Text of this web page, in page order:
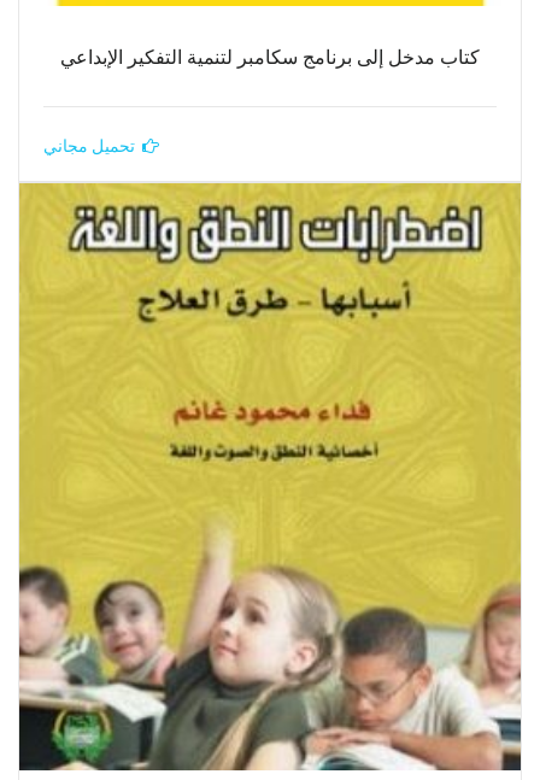
كتاب مدخل إلى برنامج سكامبر لتنمية التفكير الإبداعي
تحميل مجاني